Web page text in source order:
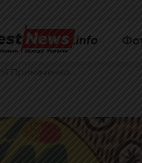
Примаченко